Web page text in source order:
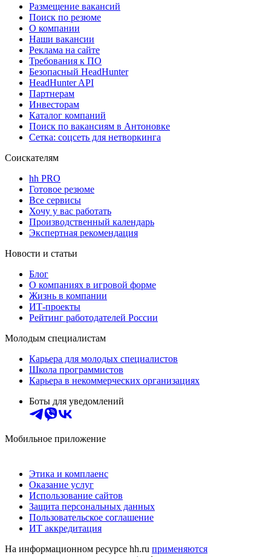
Размещение вакансий
Поиск по резюме
О компании
Наши вакансии
Реклама на сайте
Требования к ПО
Безопасный HeadHunter
HeadHunter API
Партнерам
Инвесторам
Каталог компаний
Поиск по вакансиям в Антоновке
Сетка: соцсеть для нетворкинга
Соискателям
hh PRO
Готовое резюме
Все сервисы
Хочу у вас работать
Производственный календарь
Экспертная рекомендация
Новости и статьи
Блог
О компаниях в игровой форме
Жизнь в компании
ИТ-проекты
Рейтинг работодателей России
Молодым специалистам
Карьера для молодых специалистов
Школа программистов
Карьера в некоммерческих организациях
Боты для уведомлений
Мобильное приложение
Этика и комплаенс
Оказание услуг
Использование сайтов
Защита персональных данных
Пользовательское соглашение
ИТ аккредитация
На информационном ресурсе hh.ru применяются